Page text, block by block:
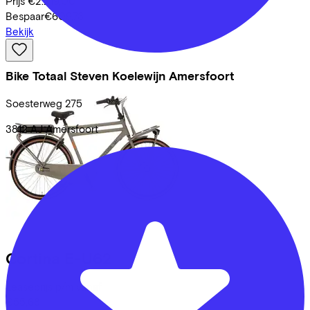
Bike Totaal Steven Koelewijn Amersfoort
Soesterweg 275
3812 AJ Amersfoort
Bespaar€609,73
Bekijk
Cortina
Leaseprijs p/m vanaf
€55,68